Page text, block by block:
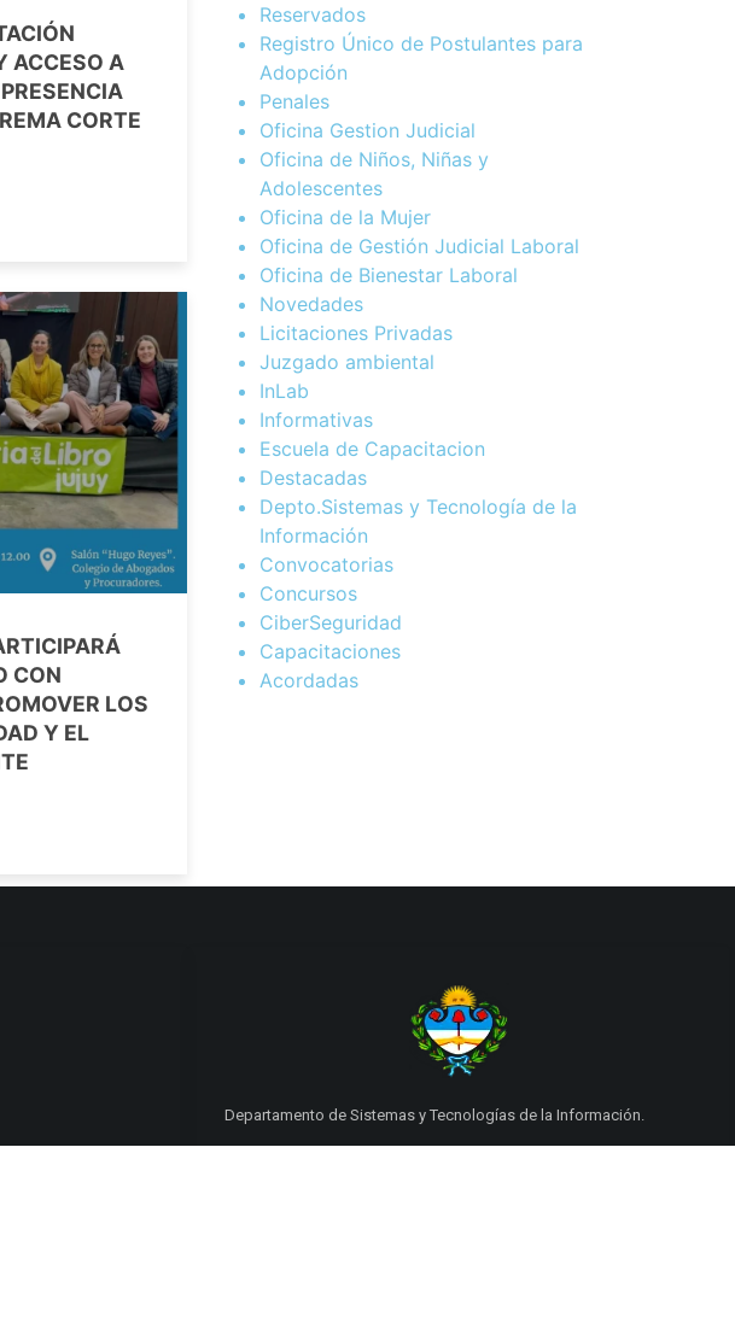
ACCESO A
CORTE
CON
LOS
Y EL
Reservados
Registro Único de Postulantes para
Adopción
Penales
Oficina Gestion Judicial
Oficina de Niños, Niñas y
Adolescentes
Oficina de la Mujer
Oficina de Gestión Judicial Laboral
Oficina de Bienestar Laboral
Novedades
Licitaciones Privadas
Juzgado ambiental
InLab
Informativas
Escuela de Capacitacion
Destacadas
Depto.Sistemas y Tecnología de la
Información
Convocatorias
Concursos
CiberSeguridad
Capacitaciones
Acordadas
Departamento de Sistemas y Tecnologías de la Información.